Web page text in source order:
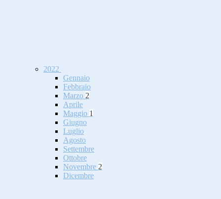
2022
Gennaio
Febbraio
Marzo 2
Aprile
Maggio 1
Giugno
Luglio
Agosto
Settembre
Ottobre
Novembre 2
Dicembre